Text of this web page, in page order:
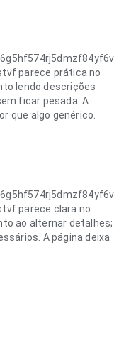
parece prática no
lendo descrições
ficar pesada. A
que algo genérico.
parece clara no
ao alternar detalhes;
A página deixa